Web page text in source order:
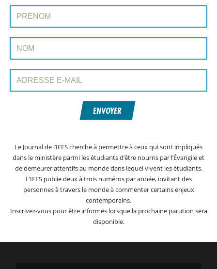
INSCRIVEZ-VOUS À PAROLE ET MONDE
Prénom:
Nom:
Adresse e-mail:
ENVOYER
Le Journal de l’IFES cherche à permettre à ceux qui sont impliqués
dans le ministère parmi les étudiants d’être nourris par l’Évangile et
de demeurer attentifs au monde dans lequel vivent les étudiants.
L’IFES publie deux à trois numéros par année, invitant des
personnes à travers le monde à commenter certains enjeux
contemporains.
Inscrivez-vous pour être informés lorsque la prochaine parution sera
disponible.